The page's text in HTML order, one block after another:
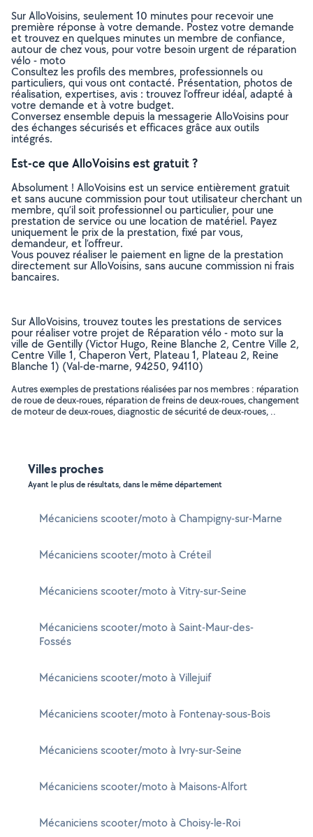
Sur AlloVoisins, seulement 10 minutes pour recevoir une
première réponse à votre demande. Postez votre demande
et trouvez en quelques minutes un membre de confiance,
autour de chez vous, pour votre besoin urgent de réparation
vélo - moto
Consultez les profils des membres, professionnels ou
particuliers, qui vous ont contacté. Présentation, photos de
réalisation, expertises, avis : trouvez l'offreur idéal, adapté à
votre demande et à votre budget.
Conversez ensemble depuis la messagerie AlloVoisins pour
des échanges sécurisés et efficaces grâce aux outils
intégrés.
Est-ce que AlloVoisins est gratuit ?
Absolument ! AlloVoisins est un service entièrement gratuit
et sans aucune commission pour tout utilisateur cherchant un
membre, qu’il soit professionnel ou particulier, pour une
prestation de service ou une location de matériel. Payez
uniquement le prix de la prestation, fixé par vous,
demandeur, et l’offreur.
Vous pouvez réaliser le paiement en ligne de la prestation
directement sur AlloVoisins, sans aucune commission ni frais
bancaires.
Sur AlloVoisins, trouvez toutes les prestations de services
pour réaliser votre projet de Réparation vélo - moto sur la
ville de Gentilly (Victor Hugo, Reine Blanche 2, Centre Ville 2,
Centre Ville 1, Chaperon Vert, Plateau 1, Plateau 2, Reine
Blanche 1) (Val-de-marne, 94250, 94110)
Autres exemples de prestations réalisées par nos membres : réparation
de roue de deux-roues, réparation de freins de deux-roues, changement
de moteur de deux-roues, diagnostic de sécurité de deux-roues, ..
Villes proches
Ayant le plus de résultats, dans le même département
Mécaniciens scooter/moto à Champigny-sur-Marne
Mécaniciens scooter/moto à Créteil
Mécaniciens scooter/moto à Vitry-sur-Seine
Mécaniciens scooter/moto à Saint-Maur-des-
Fossés
Mécaniciens scooter/moto à Villejuif
Mécaniciens scooter/moto à Fontenay-sous-Bois
Mécaniciens scooter/moto à Ivry-sur-Seine
Mécaniciens scooter/moto à Maisons-Alfort
Mécaniciens scooter/moto à Choisy-le-Roi